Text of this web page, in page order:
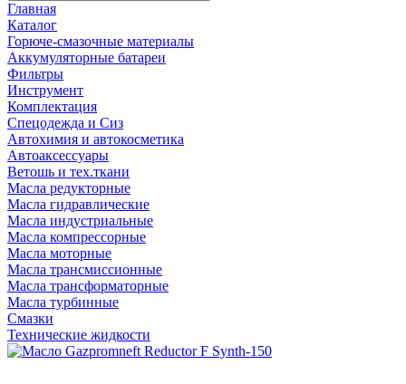
Главная
Каталог
Горюче-смазочные материалы
Аккумуляторные батареи
Фильтры
Инструмент
Комплектация
Спецодежда и Сиз
Автохимия и автокосметика
Автоаксессуары
Ветошь и тех.ткани
Масла редукторные
Масла гидравлические
Масла индустриальные
Масла компрессорные
Масла моторные
Масла трансмиссионные
Масла трансформаторные
Масла турбинные
Смазки
Технические жидкости